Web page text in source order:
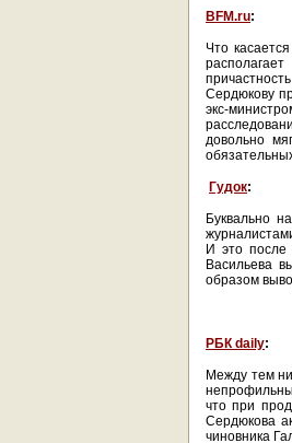
BFM.ru:
Что
Сердюкову
экс-
довольно
Гудок:
Буквально
И это после
Васильева
образом
РБК daily:
Между тем
что при
Сердюкова
чиновника